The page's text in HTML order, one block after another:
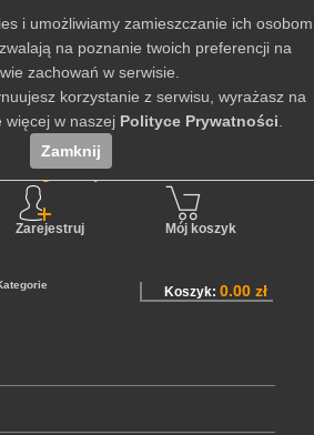
zalogowany
Zarejestruj Mój koszyk
Koszyk:0.00 zł
i umożliwiamy zamieszczanie ich osobom
na poznanie twoich preferencji na
zachowań w serwisie.
korzystanie z serwisu, wyrażasz na
więcej w naszej Polityce Prywatności
Zamknij